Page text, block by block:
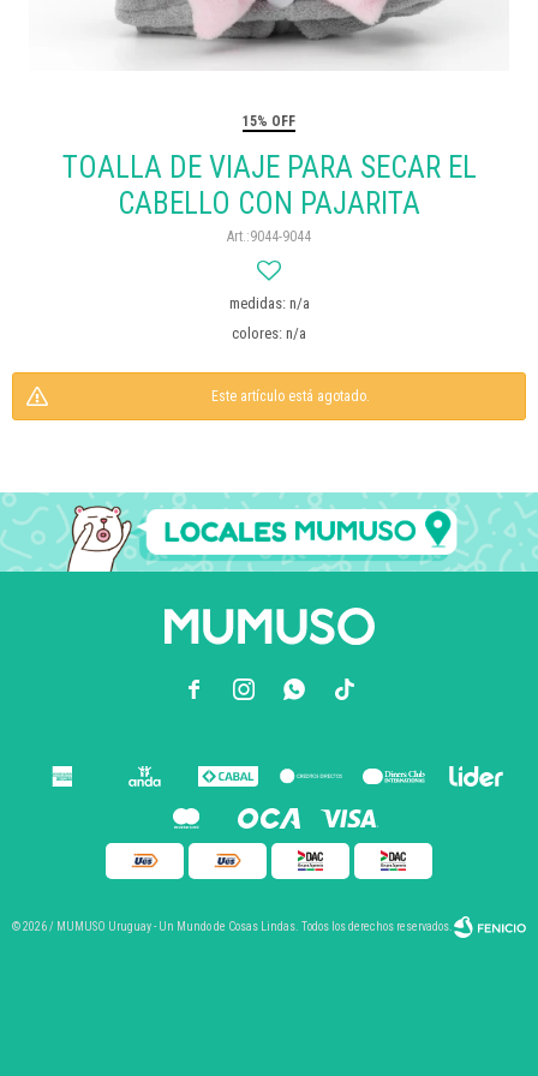
15% OFF
TOALLA DE VIAJE PARA SECAR EL
CABELLO CON PAJARITA
9044-9044
medidas: n/a
colores: n/a
Este artículo está agotado.
  
© 2026 / MUMUSO Uruguay - Un Mundo de Cosas Lindas. Todos los derechos reservados.